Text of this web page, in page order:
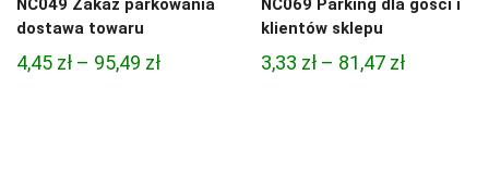
NC049 Zakaz parkowania
dostawa towaru
4,45 zł – 95,49 złZakres
NC069 Parking dla gości i
klientów sklepu
3,33 zł – 81,47 złZakres